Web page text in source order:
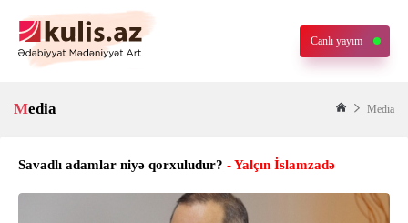
Canlı yayım
Media Media
Savadlı adamlar niyə qorxuludur? - Yalçın İslamzadə